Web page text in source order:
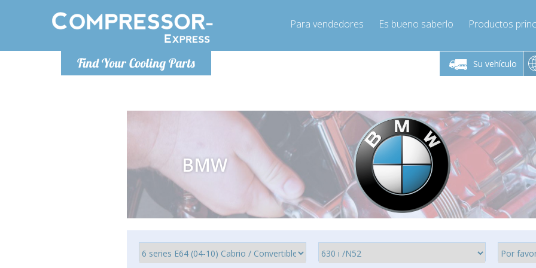
Find Your Cooling Parts
Para vendedores Es bueno saberlo Productos
Su vehículo
De lunes a viernes de 9:00 a De lunes a viernes de 9:00 a
16:00
Info@compressor-express.es
De lunes a
BMW